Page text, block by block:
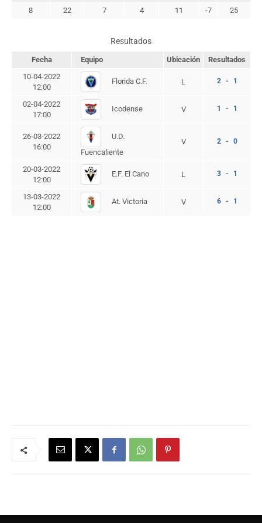
8
22 7 4 11 -7 25
Resultados
Fecha Equipo Ubicación
Resultados
10-04-2022
12:00
Florida C.F. L 2 - 1
02-04-2022
17:00
Icodense V 1 - 1
26-03-2022
16:00
U.D.
Fuencaliente
V 2 - 0
20-03-2022
12:00
E.F. El Cano L 3 - 1
13-03-2022
12:00
At. Victoria V 6 - 1